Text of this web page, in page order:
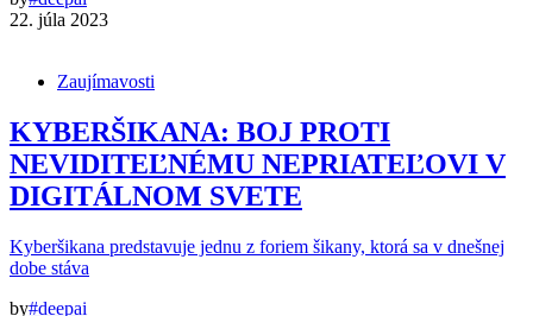
22. júla 2023
Zaujímavosti
KYBERŠIKANA: BOJ PROTI
NEVIDITEĽNÉMU NEPRIATEĽOVI V
DIGITÁLNOM SVETE
Kyberšikana predstavuje jednu z foriem šikany, ktorá sa v dnešnej
dobe stáva
by#deepai